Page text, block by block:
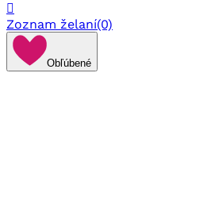

Zoznam želaní(0)
Obľúbené